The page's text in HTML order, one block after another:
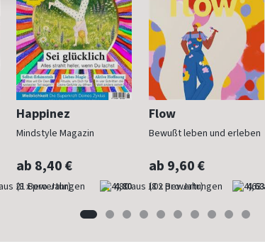
Happinez
Mindstyle Magazin
ab 8,40 €
(8 x pro Jahr) 4,80
Flow
Bewußt leben und erleben
ab 9,60 €
(8 x pro Jahr) 4,63